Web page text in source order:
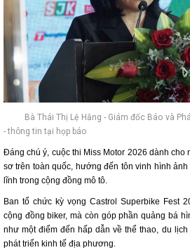
Bà Thái Thị Lệ Hằng - Giám đốc Báo và
- thông tin tại họp báo
Đáng chú ý, cuộc thi Miss Motor 2026 dành
sơ trên toàn quốc, hướng đến tôn vinh hình
lĩnh trong cộng đồng mô tô.
Ban tổ chức kỳ vọng Castrol Superbike Fest
cộng đồng biker, mà còn góp phần quảng bá
như một điểm đến hấp dẫn về thể thao, du
phát triển kinh tế địa phương.